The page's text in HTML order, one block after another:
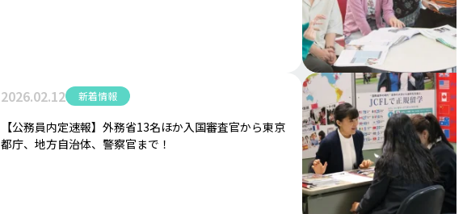
2026.02.12 新着情報
【公務員内定速報】外務省13名ほか入国審査官から東京
都庁、地方自治体、警察官まで！